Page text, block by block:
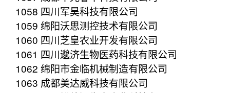
1058 四川军昊科技有限公司
1059 绵阳沃思测控技术有限公司
1060 四川芝皇农业开发有限公司
1061 四川邈济生物医药科技有限公司
1062 绵阳市金临机械制造有限公司
1063 成都美达威科技有限公司